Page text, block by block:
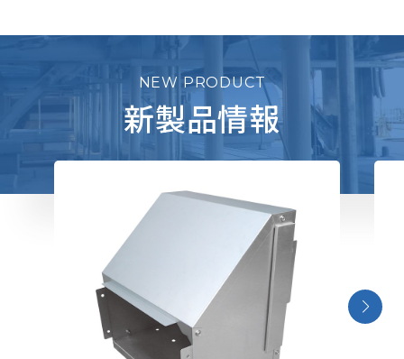
NEW PRODUCT
新製品情報